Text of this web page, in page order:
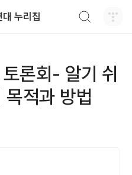
누리집
론회- 알기 쉬
적과 방법